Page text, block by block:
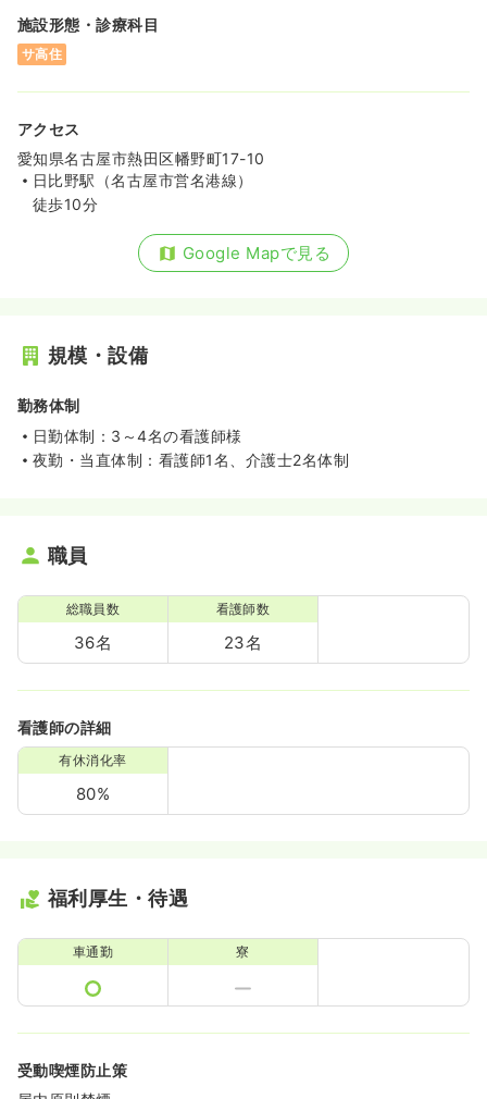
施設形態・診療科目
サ高住
アクセス
愛知県名古屋市熱田区幡野町17-10
日比野駅（名古屋市営名港線）
徒歩10分
Google Mapで見る
規模・設備
勤務体制
日勤体制：3～4名の看護師様
夜勤・当直体制：看護師1名、介護士2名体制
職員
総職員数
36名
看護師数
23名
看護師の詳細
有休消化率
80%
福利厚生・待遇
車通勤 寮
受動喫煙防止策